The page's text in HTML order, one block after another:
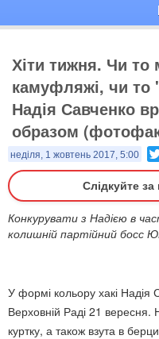
Хіти тижня. Чи то
камуфляжі, чи то
Надія Савченко
образом
неділя, 1 жовтень 2017, 5:00
Слідкуйте за
Конкурувати з Надією в
колишній партійний босс
У формі кольору хакі Надія
Верховній Раді 21
куртку, а також взута в